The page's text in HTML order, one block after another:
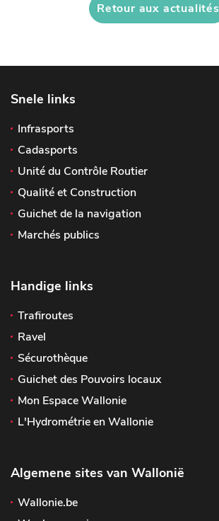
Retour aux actualités
Snele links
Infrasports
Cadasports
Unité du Contrôle Routier
Qualité et Construction
Guichet de la navigation
Marchés publics
Handige links
Trafiroutes
Ravel
Sécurothèque
Guichet des Pouvoirs locaux
Mon Espace Wallonie
L'Hydrométrie en Wallonie
Algemene sites van Wallonië
Wallonie.be